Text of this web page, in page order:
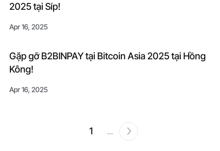
2025 tại Síp!
Apr 16, 2025
Gặp gỡ B2BINPAY tại Bitcoin Asia 2025 tại Hồng
Kông!
Apr 16, 2025
1 ...